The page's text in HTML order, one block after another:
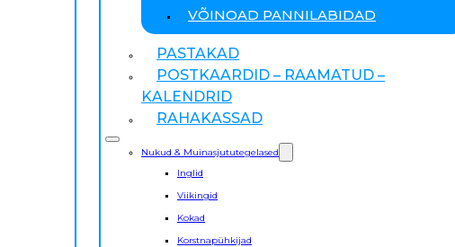
VÕINOAD PANNILABIDAD
PASTAKAD
POSTKAARDID – RAAMATUD –
KALENDRID
RAHAKASSAD
Nukud & Muinasjututegelased
Inglid
Viikingid
Kokad
Korstnapühkijad